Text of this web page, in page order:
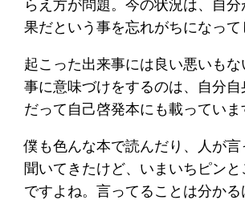
らえ方が問題。今の状況は、自
果だという事を忘れがちになって
起こった出来事には良い悪いも
事に意味づけをするのは、自分
だって自己啓発本にも載っていま
僕も色んな本で読んだり、人が言
聞いてきたけど、いまいちピン
ですよね。言ってることは分かる